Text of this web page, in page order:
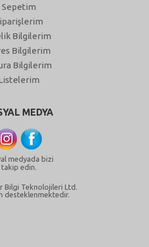
Sepetim
Bilgilerim
Bilgilerim
Bilgilerim
MEDYA
medyada bizi
takip edin.
Bilgi Teknolojileri Ltd.
desteklenmektedir.